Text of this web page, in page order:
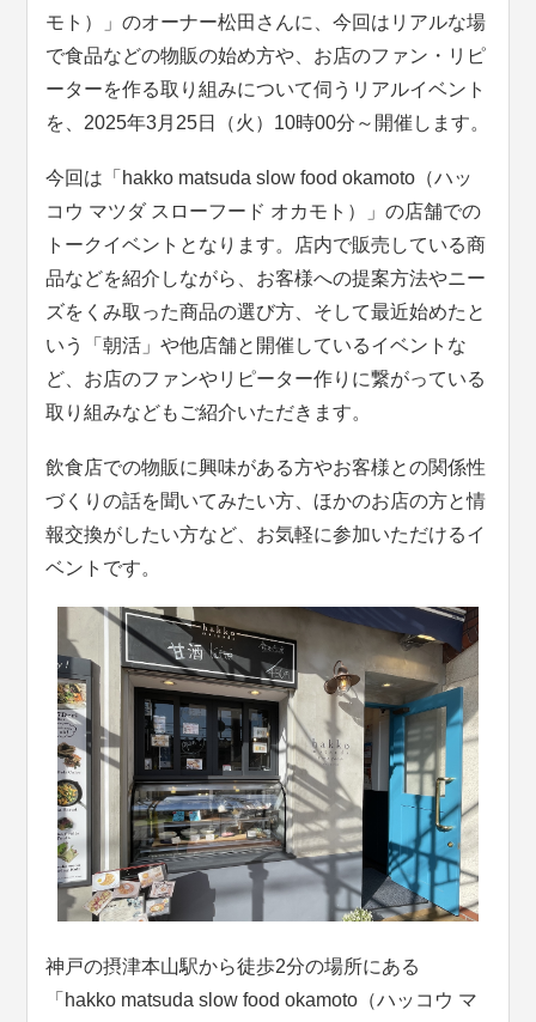
モト ）」のオーナー松田さんに、今回はリアルな場
で食品などの物販の始め方や、お店のファン・リピ
ーターを作る取り組みについて伺うリアルイベント
を、2025年3月25日（火）10時00分～開催します。
今回は「hakko matsuda slow food okamoto（ハッ
コウ マツダスローフード オカモト ）」の店舗での
トークイベントとなります。店内で販売している商
品などを紹介しながら、お客様への提案方法やニー
ズをくみ取った商品の選び方、そして最近始めたと
いう「朝活」や他店舗と開催しているイベントな
ど、お店のファンやリピーター作りに繋がっている
取り組みなどもご紹介いただきます。
飲食店での物販に興味がある方やお客様との関係性
づくりの話を聞いてみたい方、ほかのお店の方と情
報交換がしたい方など、お気軽に参加いただけるイ
ベントです。
神戸の摂津本山駅から徒歩2分の場所にある
「hakko matsuda slow food okamoto（ハッコウ マ